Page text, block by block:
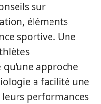
sur
éléments
sportive. Une
approche
a facilité une
performances